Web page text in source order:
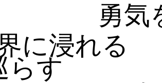
勇気
らす
に浸れる